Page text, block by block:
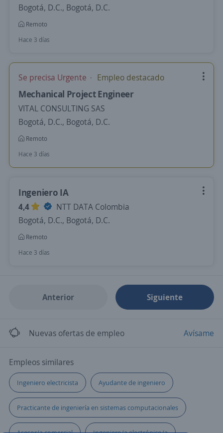
Bogotá, D.C., Bogotá, D.C.
Remoto
Hace 3 días
Se precisa Urgente Empleo destacado
Mechanical Project Engineer
VITAL CONSULTING SAS
Bogotá, D.C., Bogotá, D.C.
Remoto
Hace 3 días
Ingeniero IA
4,4
NTT DATA Colombia
Bogotá, D.C., Bogotá, D.C.
Remoto
Hace 3 días
Anterior Siguiente
Nuevas ofertas de empleo Avísame
Empleos similares
Ingeniero electricista Ayudante de ingeniero
Practicante de ingeniería en sistemas computacionales